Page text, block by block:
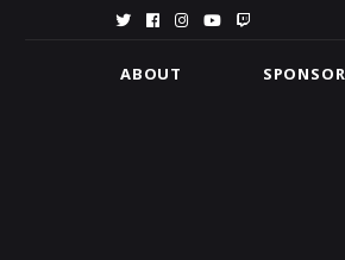
ABOUT SPONSOR